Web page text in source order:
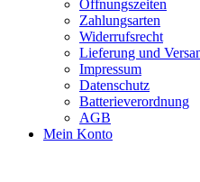
Öffnungszeiten
Zahlungsarten
Widerrufsrecht
Lieferung und
Impressum
Datenschutz
Batterieverordnung
AGB
Mein Konto